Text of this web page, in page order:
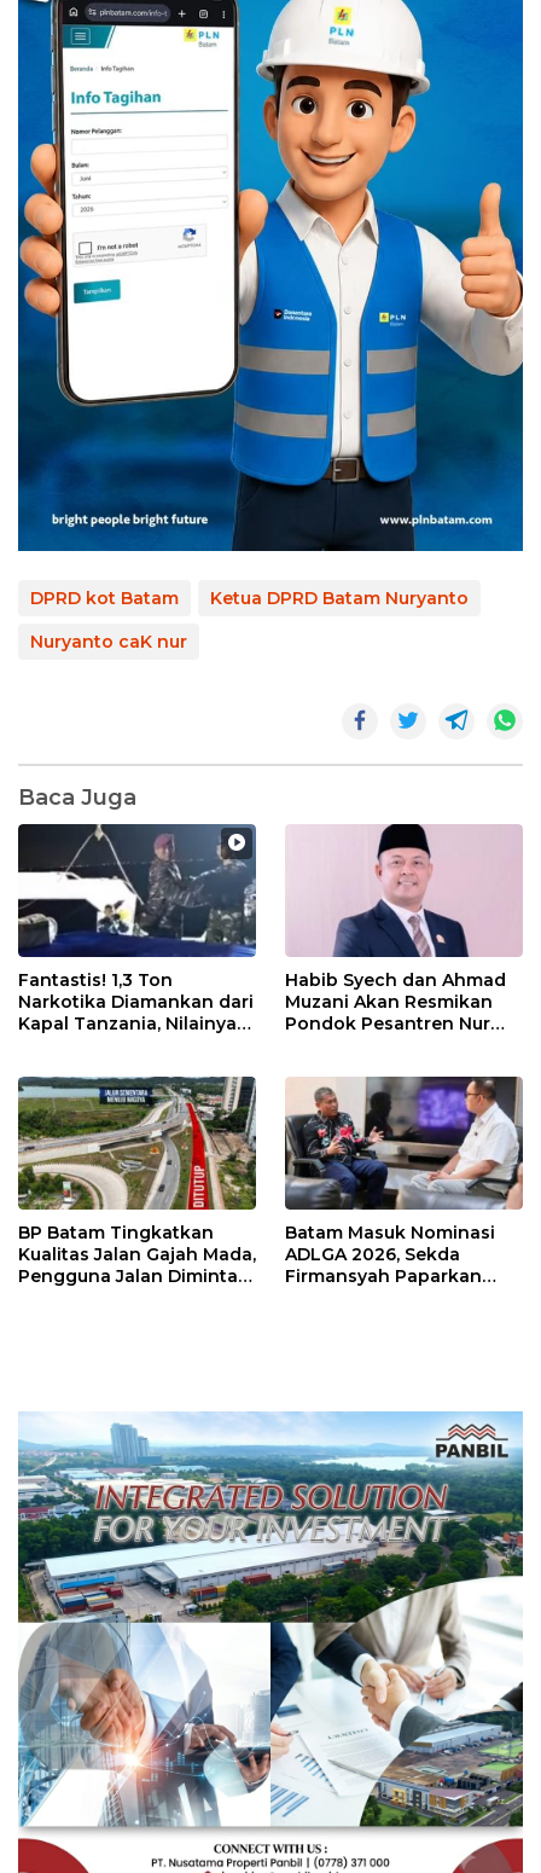
DPRD kot Batam
Ketua DPRD Batam Nuryanto
Nuryanto caK nur
Baca Juga
Fantastis! 1,3 Ton
Narkotika Diamankan dari
Kapal Tanzania, Nilainya
Habib Syech dan Ahmad
Muzani Akan Resmikan
Pondok Pesantren Nur
BP Batam Tingkatkan
Kualitas Jalan Gajah Mada,
Pengguna Jalan Diminta
Batam Masuk Nominasi
ADLGA 2026, Sekda
Firmansyah Paparkan